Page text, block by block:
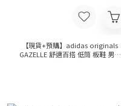
【現貨+預購】adidas originals
GAZELLE 舒適百搭 低筒 板鞋 男女